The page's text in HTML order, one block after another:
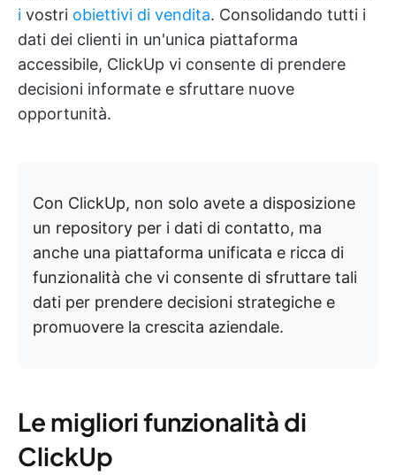
i vostri obiettivi di vendita. Consolidando tutti i
dati dei clienti in un'unica piattaforma
accessibile, ClickUp vi consente di prendere
decisioni informate e sfruttare nuove
opportunità.
Con ClickUp, non solo avete a disposizione
un repository per i dati di contatto, ma
anche una piattaforma unificata e ricca di
funzionalità che vi consente di sfruttare tali
dati per prendere decisioni strategiche e
promuovere la crescita aziendale.
Le migliori funzionalità di
ClickUp